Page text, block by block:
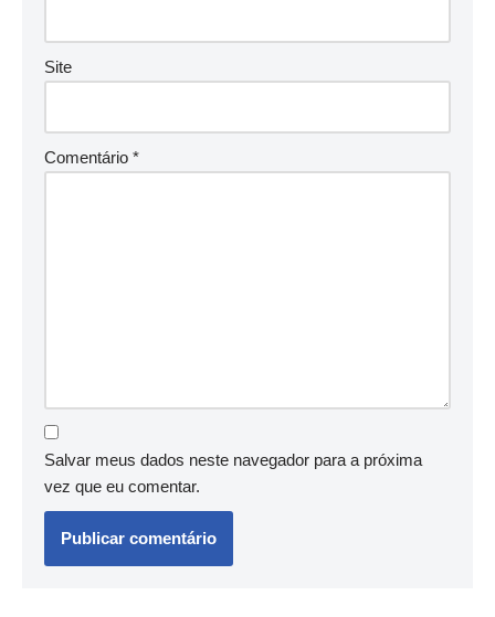
Site
Comentário *
Salvar meus dados neste navegador para a próxima
vez que eu comentar.